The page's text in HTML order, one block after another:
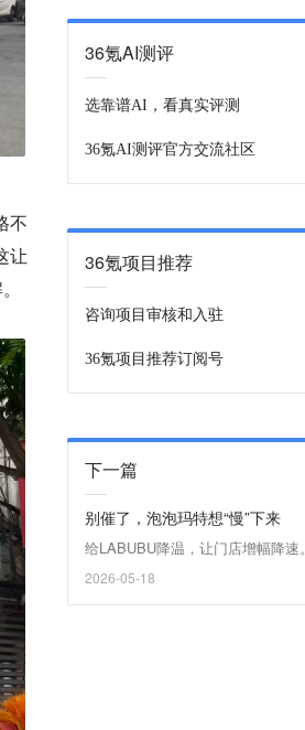
不
让
36氪AI测评
选靠谱AI，看真实评测
36氪AI测评官方交流社区
36氪项目推荐
咨询项目审核和入驻
36氪项目推荐订阅号
下一篇
别催了，泡泡玛特想“慢”下来
给LABUBU降温，让门店增幅降速。
2026-05-18